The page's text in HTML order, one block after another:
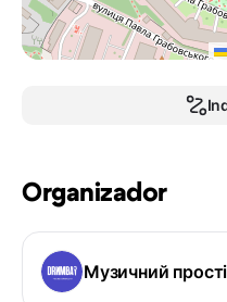
Organizador
Музичний